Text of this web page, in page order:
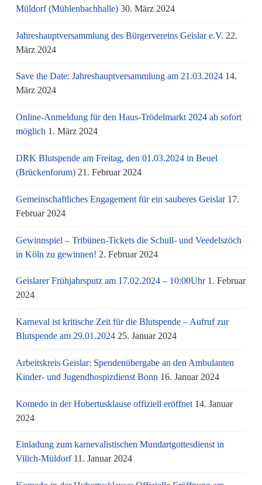
Müldorf (Mühlenbachhalle) 30. März 2024
Jahreshauptversammlung des Bürgervereins Geislar e.V. 22.
März 2024
Save the Date: Jahreshauptversammlung am 21.03.2024 14.
März 2024
Online-Anmeldung für den Haus-Trödelmarkt 2024 ab sofort
möglich 1. März 2024
DRK Blutspende am Freitag, den 01.03.2024 in Beuel
(Brückenforum) 21. Februar 2024
Gemeinschaftliches Engagement für ein sauberes Geislar 17.
Februar 2024
Gewinnspiel – Tribünen-Tickets die Schull- und Veedelszöch
in Köln zu gewinnen! 2. Februar 2024
Geislarer Frühjahrsputz am 17.02.2024 – 10:00Uhr 1. Februar
2024
Karneval ist kritische Zeit für die Blutspende – Aufruf zur
Blutspende am 29.01.2024 25. Januar 2024
Arbeitskreis Geislar: Spendenübergabe an den Ambulanten
Kinder- und Jugendhospizdienst Bonn 16. Januar 2024
Komedo in der Hubertusklause offiziell eröffnet 14. Januar
2024
Einladung zum karnevalistischen Mundartgottesdienst in
Vilich-Müldorf 11. Januar 2024